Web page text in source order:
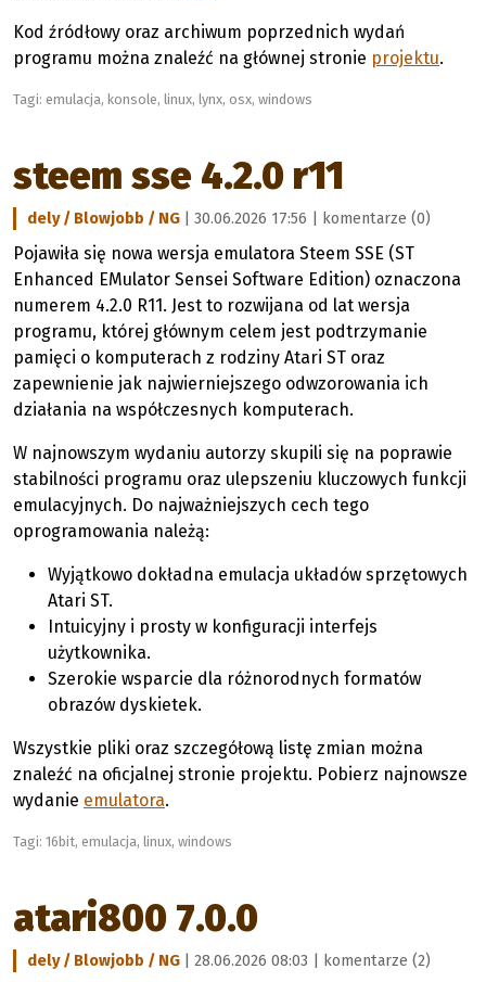
Kod źródłowy oraz archiwum poprzednich wydań
programu można znaleźć na głównej stronie projektu.
Tagi: emulacja, konsole, linux, lynx, osx, windows
steem sse 4.2.0 r11
dely / Blowjobb / NG | 30.06.2026 17:56 | komentarze (0)
Pojawiła się nowa wersja emulatora Steem SSE (ST
Enhanced EMulator Sensei Software Edition) oznaczona
numerem 4.2.0 R11. Jest to rozwijana od lat wersja
programu, której głównym celem jest podtrzymanie
pamięci o komputerach z rodziny Atari ST oraz
zapewnienie jak najwierniejszego odwzorowania ich
działania na współczesnych komputerach.
W najnowszym wydaniu autorzy skupili się na poprawie
stabilności programu oraz ulepszeniu kluczowych funkcji
emulacyjnych. Do najważniejszych cech tego
oprogramowania należą:
Wyjątkowo dokładna emulacja układów sprzętowych
Atari ST.
Intuicyjny i prosty w konfiguracji interfejs
użytkownika.
Szerokie wsparcie dla różnorodnych formatów
obrazów dyskietek.
Wszystkie pliki oraz szczegółową listę zmian można
znaleźć na oficjalnej stronie projektu. Pobierz najnowsze
wydanie emulatora.
Tagi: 16bit, emulacja, linux, windows
atari800 7.0.0
dely / Blowjobb / NG | 28.06.2026 08:03 | komentarze (2)